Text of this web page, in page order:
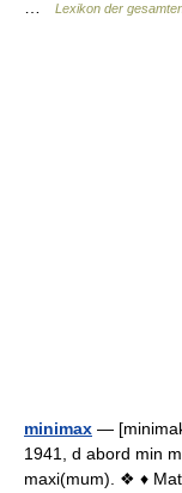
Lexikon der
minimax —
1941, d abord min
maxi(mum). ❖ ♦